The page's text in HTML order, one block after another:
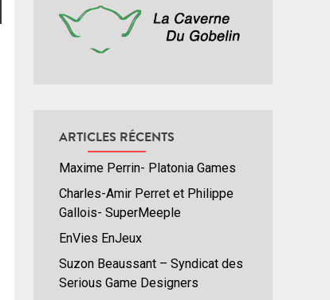
ARTICLES RÉCENTS
Maxime Perrin- Platonia Games
Charles-Amir Perret et Philippe
Gallois- SuperMeeple
EnVies EnJeux
Suzon Beaussant – Syndicat des
Serious Game Designers